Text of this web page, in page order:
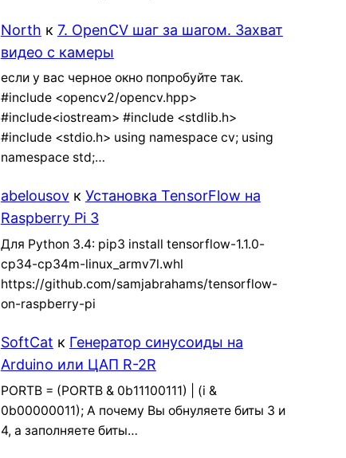
North к 7. OpenCV шаг за шагом. Захват
видео с камеры
если у вас черное окно попробуйте так.
#include <opencv2/opencv.hpp>
#include<iostream> #include <stdlib.h>
#include <stdio.h> using namespace cv; using
namespace std;…
abelousovк Установка TensorFlow на
Raspberry Pi 3
Для Python 3.4: pip3 install tensorflow-1.1.0-
cp34-cp34m-linux_armv7l.whl
https://github.com/samjabrahams/tensorflow-
on-raspberry-pi
SoftCat к Генератор синусоиды на
Arduino или ЦАП R-2R
PORTB = (PORTB & 0b11100111) | (i &
0b00000011); А почему Вы обнуляете биты 3 и
4, а заполняете биты…